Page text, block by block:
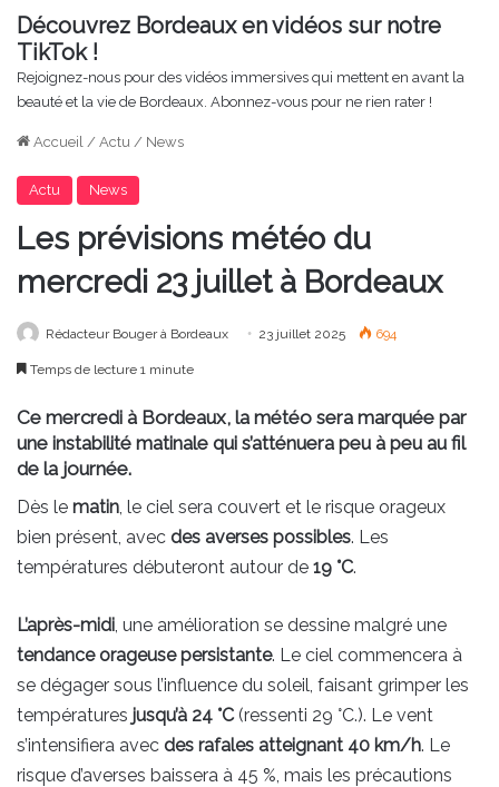
Découvrez Bordeaux en vidéos sur notre
TikTok !
Rejoignez-nous pour des vidéos immersives qui mettent en avant la
beauté et la vie de Bordeaux. Abonnez-vous pour ne rien rater !
Accueil / Actu / News
Actu News
Les prévisions météo du
mercredi 23 juillet à Bordeaux
Rédacteur Bouger à Bordeaux 23 juillet 2025 694
Temps de lecture 1 minute
Ce mercredi à Bordeaux, la météo sera marquée par
une instabilité matinale qui s’atténuera peu à peu au fil
de la journée.
Dès le matin, le ciel sera couvert et le risque orageux
bien présent, avec des averses possibles. Les
températures débuteront autour de 19 °C.
L’après-midi, une amélioration se dessine malgré une
tendance orageuse persistante. Le ciel commencera à
se dégager sous l’influence du soleil, faisant grimper les
températures jusqu’à 24 °C(ressenti 29 °C.). Le vent
s’intensifiera avec des rafales atteignant 40 km/h. Le
risque d’averses baissera à 45 %, mais les précautions